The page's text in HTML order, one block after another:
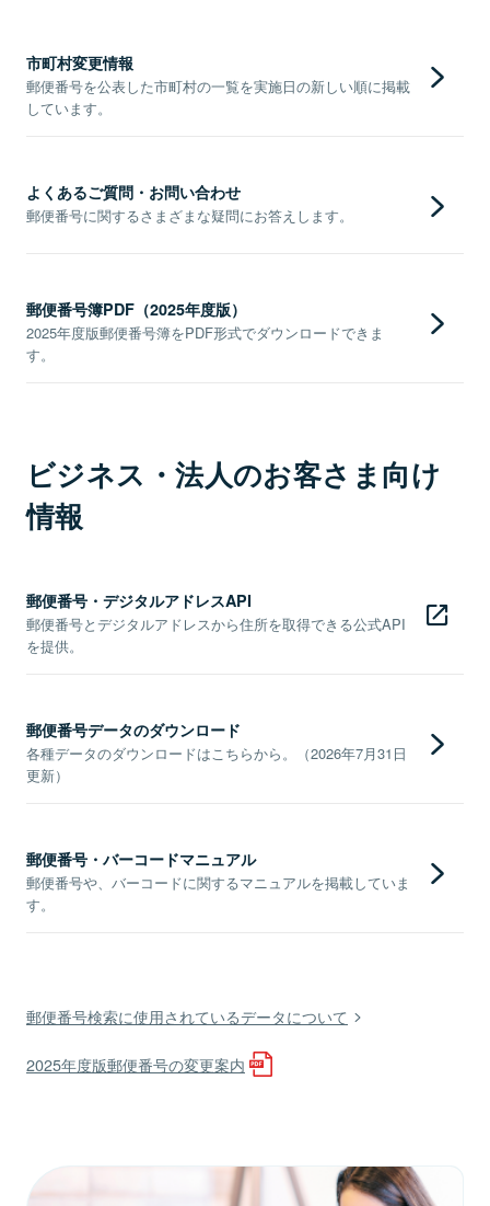
市町村変更情報
郵便番号を公表した市町村の一覧を実施日の新しい順に掲載
しています。
よくあるご質問・お問い合わせ
郵便番号に関するさまざまな疑問にお答えします。
郵便番号簿PDF（2025年度版）
2025年度版郵便番号簿をPDF形式でダウンロードできま
す。
ビジネス・法人のお客さま向け
情報
郵便番号・デジタルアドレスAPI
郵便番号とデジタルアドレスから住所を取得できる公式API
を提供。
郵便番号データのダウンロード
各種データのダウンロードはこちらから。（2026年7月31日
更新）
郵便番号・バーコードマニュアル
郵便番号や、バーコードに関するマニュアルを掲載していま
す。
郵便番号検索に使用されているデータについて
2025年度版郵便番号の変更案内